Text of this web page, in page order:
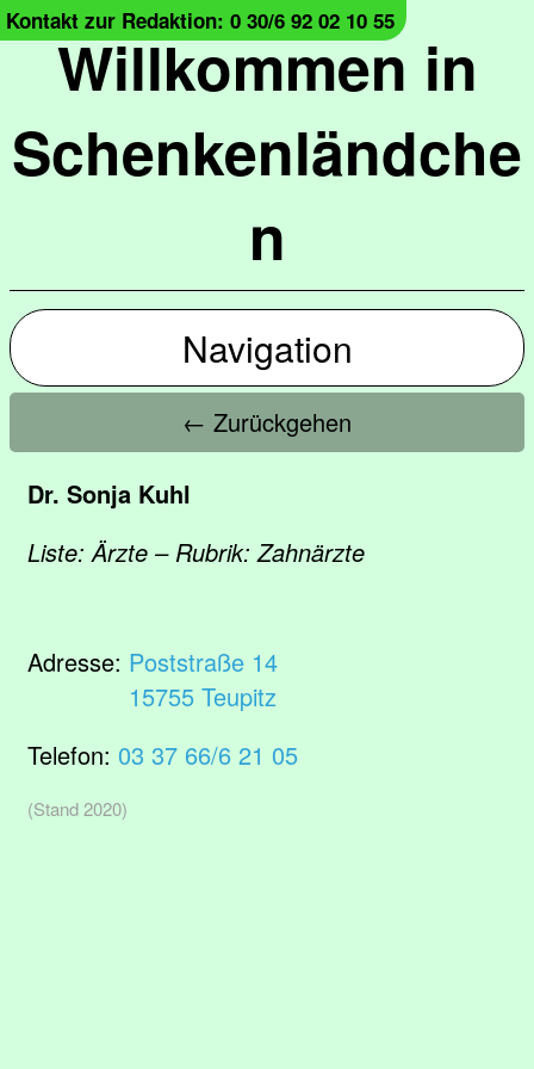
Willkommen in
Schenkenländche
n
Kontakt zur Redaktion: 0 30/6 92 02 10 55
Navigation
← Zurückgehen
Dr. Sonja Kuhl
Liste: Ärzte – Rubrik: Zahnärzte
Adresse: Poststraße 14
15755 Teupitz
Telefon: 03 37 66/6 21 05
(Stand 2020)